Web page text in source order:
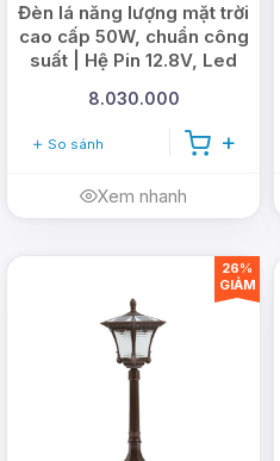
Đèn lá năng lượng mặt trời
cao cấp 50W, chuẩn công
suất | Hệ Pin 12.8V, Led
8.030.000
So sánh
Xem nhanh
26%
GIẢM